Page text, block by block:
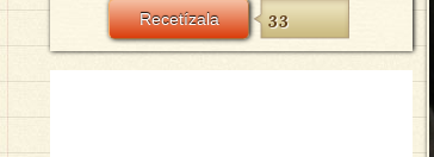
Recetízala 33